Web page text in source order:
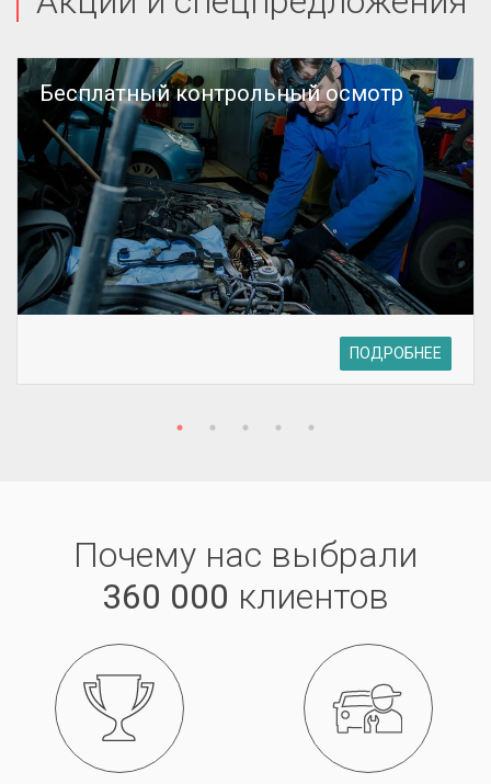
Бесплатный контрольный осмотр
ПОДРОБНЕЕ
Почему нас выбрали
360 000 клиентов